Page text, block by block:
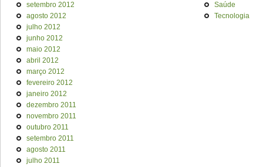
setembro 2012
agosto 2012
julho 2012
junho 2012
maio 2012
abril 2012
março 2012
fevereiro 2012
janeiro 2012
dezembro 2011
novembro 2011
outubro 2011
setembro 2011
agosto 2011
julho 2011
Saúde
Tecnologia